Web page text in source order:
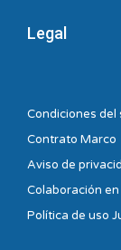
Legal
Condiciones del
Contrato Marco
Aviso de
Colaboración
Política de uso